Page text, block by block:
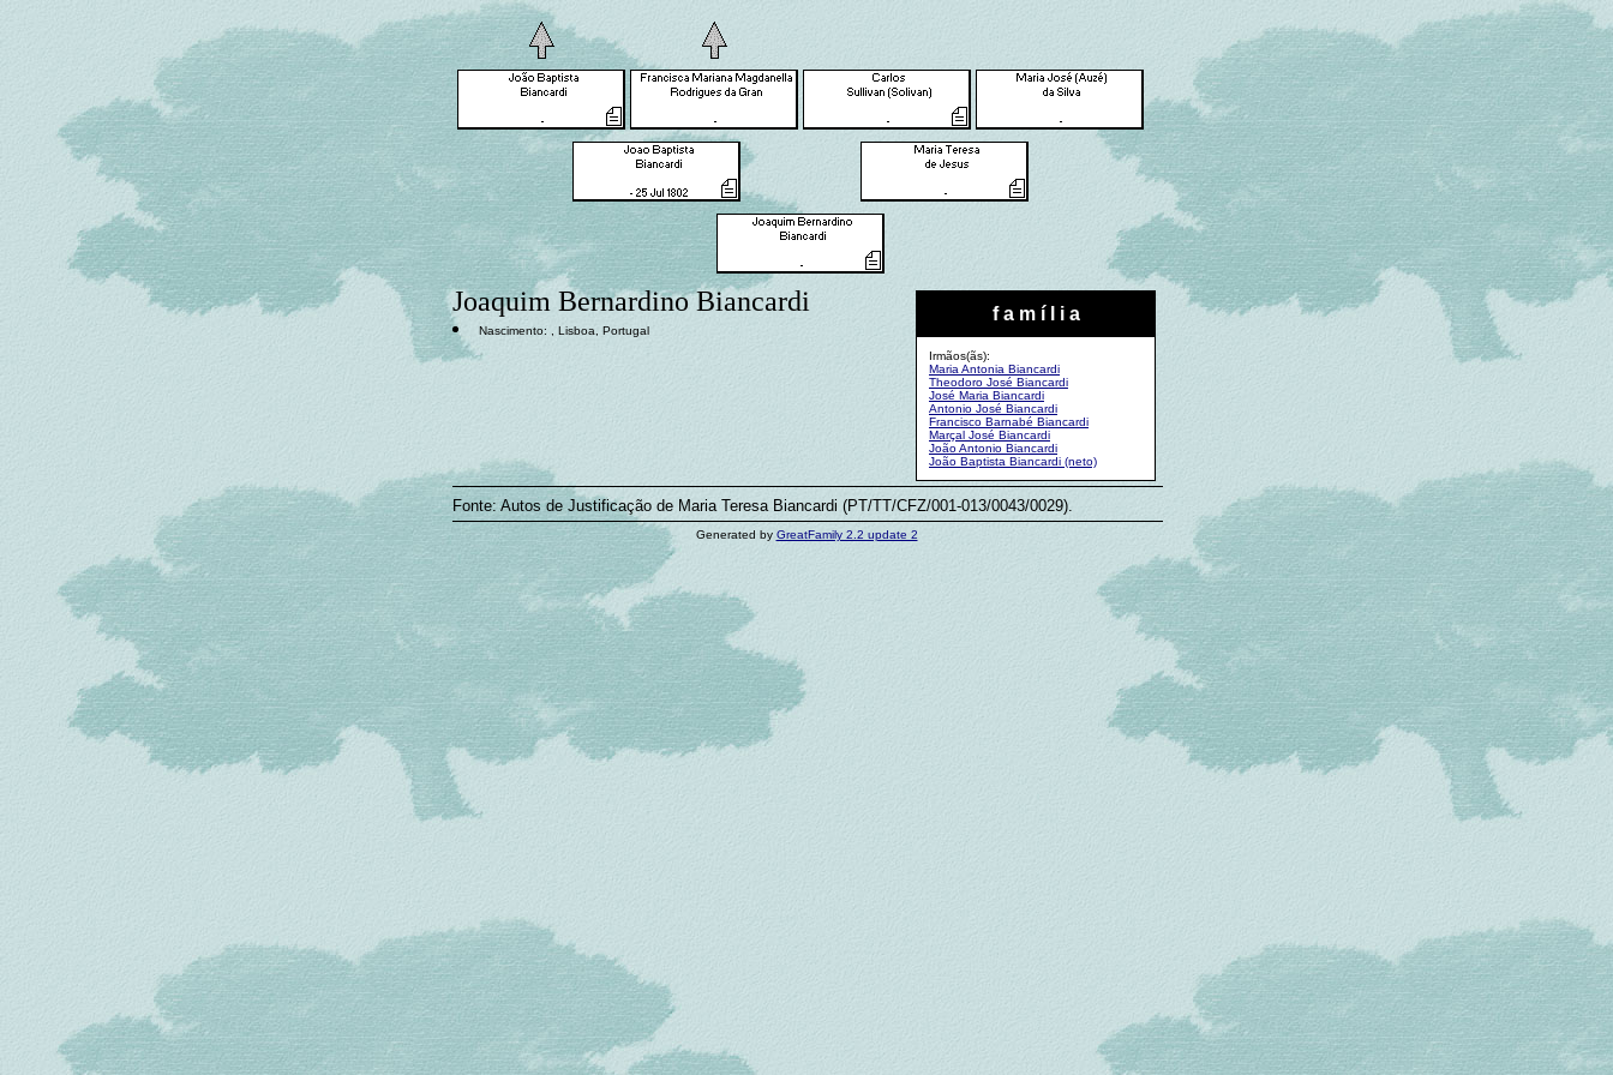
f a m í l i a
Irmãos(ãs):
Maria Antonia Biancardi
Theodoro José Biancardi
José Maria Biancardi
Antonio José Biancardi
Francisco Barnabé Biancardi
Marçal José Biancardi
João Antonio Biancardi
João Baptista Biancardi (neto)
Joaquim Bernardino Biancardi
Nascimento: , Lisboa, Portugal
Fonte: Autos de Justificação de Maria Teresa Biancardi (PT/TT/CFZ/001-013/0043/0029).
Generated by GreatFamily 2.2 update 2